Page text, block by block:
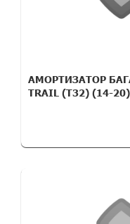
АМОРТИЗАТОР
TRAIL (T32) (14-20)